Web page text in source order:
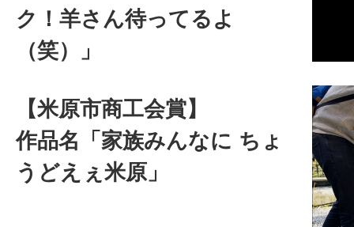
ク！羊さん待ってるよ
（笑）」
【米原市商工会賞】
作品名「家族みんなに ちょ
うどえぇ米原」